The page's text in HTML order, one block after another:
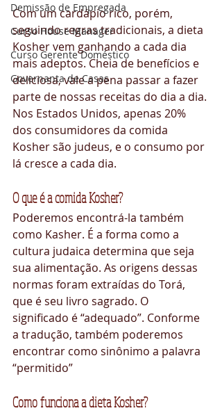
Demissão de Empregada
Curso House Manager
Curso Gerente Doméstico
Governanta de Casas
Com um cardápio rico, porém,
seguindo regras tradicionais, a dieta
Kosher vem ganhando a cada dia
mais adeptos. Cheia de benefícios e
deliciosa, vale a pena passar a fazer
parte de nossas receitas do dia a dia.
Nos Estados Unidos, apenas 20%
dos consumidores da comida
Kosher são judeus, e o consumo por
lá cresce a cada dia.
O que é a comida Kosher?
Poderemos encontrá-la também
como Kasher. É a forma como a
cultura judaica determina que seja
sua alimentação. As origens dessas
normas foram extraídas do Torá,
que é seu livro sagrado. O
significado é “adequado”. Conforme
a tradução, também poderemos
encontrar como sinônimo a palavra
“permitido”
Como funciona a dieta Kosher?